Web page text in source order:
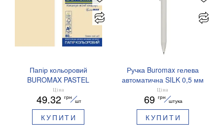
Папір кольоровий
BUROMAX PASTEL
EUROMAX 20 арк А4 80 г/
мс BM.2721220E-08
Ціна
49.32 грн
шт
КУПИТИ
Ручка Buromax гелева
автоматична SILK 0,5 мм
сині чорнила BM.83100
Ціна
69 грн
штука
КУПИТИ